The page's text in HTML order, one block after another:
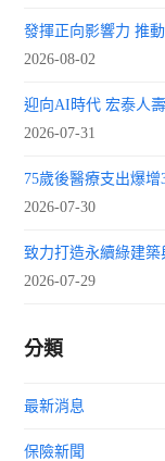
發揮正向影響力 推
2026-08-02
迎向AI時代 宏泰人
2026-07-31
75歲後醫療支出爆增
2026-07-30
致力打造永續綠建築
2026-07-29
分類
最新消息
保險新聞